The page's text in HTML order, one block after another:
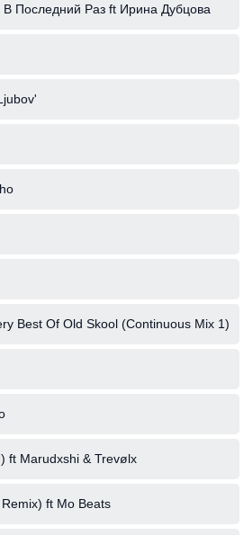
Последний Раз ft Ирина Дубцова
Best Of Old Skool (Continuous Mix 1)
ft Marudxshi & Trevølx
ft Mo Beats